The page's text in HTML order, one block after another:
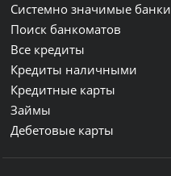
Системно значимые банки
Поиск банкоматов
Все кредиты
Кредиты наличными
Кредитные карты
Займы
Дебетовые карты